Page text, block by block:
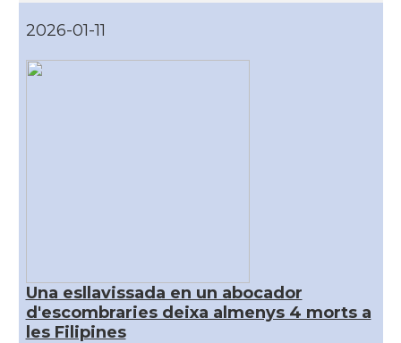
2026-01-11
Una esllavissada en un abocador
d'escombraries deixa almenys 4 morts a
les Filipines